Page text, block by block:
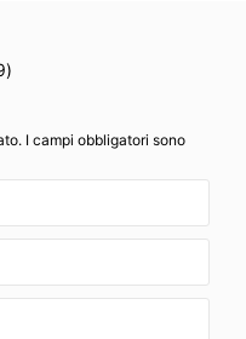
)
I campi obbligatori sono